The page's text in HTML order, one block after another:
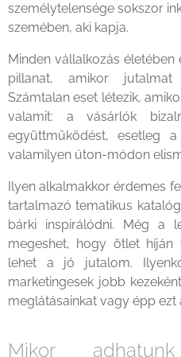
személytelensége sokszor
szemében, aki kapja.
Minden vállalkozás
pillanat, amikor jutalmat
Számtalan eset létezik,
valamit: a vásárlók
együttműködést, esetleg
valamilyen úton-módon
Ilyen alkalmakkor érdemes
tartalmazó tematikus
bárki inspirálódni. Még a
megeshet, hogy ötlet
lehet a jó jutalom.
marketingesek jobb
meglátásainkat vagy épp
Mikor